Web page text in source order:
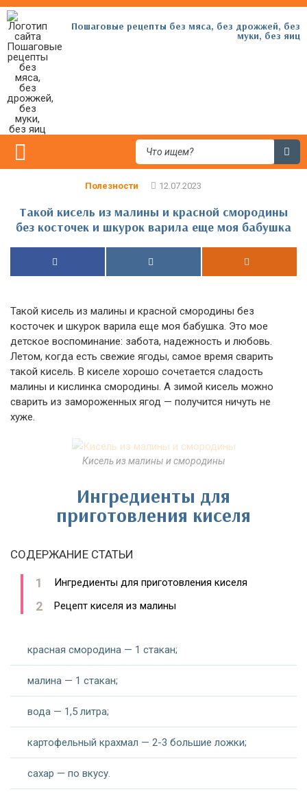
Пошаговые рецепты без мяса, без дрожжей, без
муки, без яиц
Полезности
Такой кисель из малины и красной смородины
без косточек и шкурок варила еще моя бабушка
Такой кисель из малины и красной смородины без
косточек и шкурок варила еще моя бабушка. Это мое
детское воспоминание: забота, надежность и любовь.
Летом, когда есть свежие ягоды, самое время сварить
такой кисель. В киселе хорошо сочетается сладость
малины и кислинка смородины. А зимой кисель можно
сварить из замороженных ягод — получится ничуть не
хуже.
Кисель из малины и смородины
Ингредиенты для
приготовления киселя
СОДЕРЖАНИЕ СТАТЬИ
Ингредиенты для приготовления киселя
Рецепт киселя из малины
красная смородина — 1 стакан;
малина — 1 стакан;
вода — 1,5 литра;
картофельный крахмал — 2-3 большие ложки;
сахар — по вкусу.